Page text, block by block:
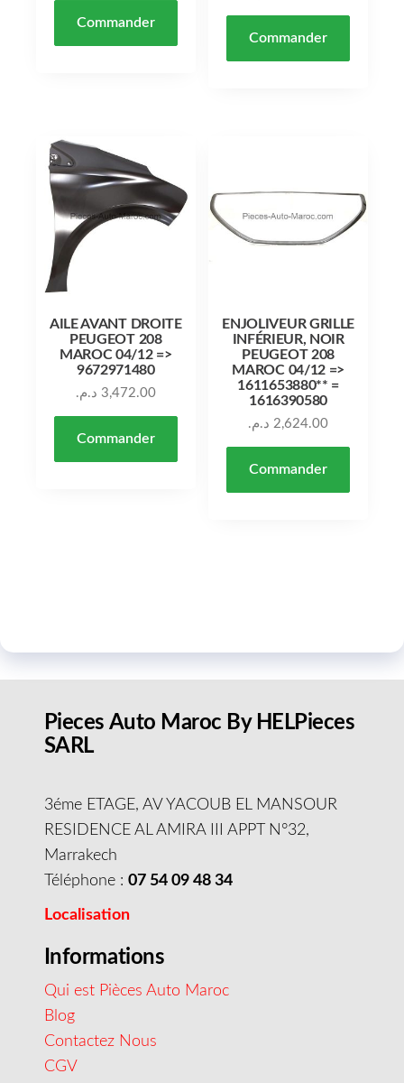
Commander
Commander
AILE AVANT DROITE
PEUGEOT 208
MAROC 04/12 =>
9672971480
3,472.00 د.م.
Commander
ENJOLIVEUR GRILLE
INFÉRIEUR, NOIR
PEUGEOT 208
MAROC 04/12 =>
1611653880** =
1616390580
2,624.00 د.م.
Commander
Pieces Auto Maroc By HELPieces
SARL
3éme ETAGE, AV YACOUB EL MANSOUR
RESIDENCE AL AMIRA III APPT N°32,
Marrakech
Téléphone : 07 54 09 48 34
Localisation
Informations
Qui est Pièces Auto Maroc
Blog
Contactez Nous
CGV